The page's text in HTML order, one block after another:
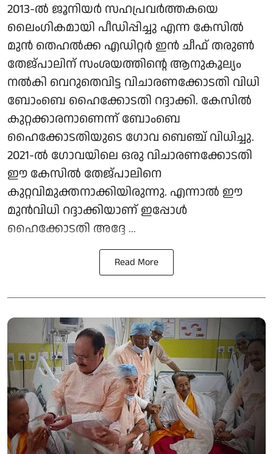
2013-ൽ ജൂനിയർ സഹപ്രവർത്തകയെ
ലൈംഗികമായി പീഡിപ്പിച്ചു എന്ന കേസിൽ
മുൻ തെഹൽക്ക എഡിറ്റർ ഇൻ ചീഫ് തരുൺ
തേജ്പാലിന് സംശയത്തിന്റെ ആനുകൂല്യം
നൽകി വെറുതെവിട്ട വിചാരണക്കോടതി വിധി
ബോംബെ ഹൈക്കോടതി റദ്ദാക്കി. കേസിൽ
കുറ്റക്കാരനാണെന്ന് ബോംബെ
ഹൈക്കോടതിയുടെ ഗോവ ബെഞ്ച് വിധിച്ചു.
2021-ൽ ഗോവയിലെ ഒരു വിചാരണക്കോടതി
ഈ കേസിൽ തേജ്പാലിനെ
കുറ്റവിമുക്തനാക്കിയിരുന്നു. എന്നാൽ ഈ
മുൻവിധി റദ്ദാക്കിയാണ് ഇപ്പോൾ
ഹൈക്കോടതി അദ്ദേ ...
Read More